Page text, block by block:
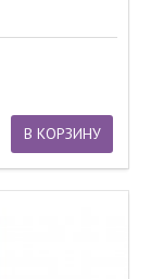
В КОРЗИНУ